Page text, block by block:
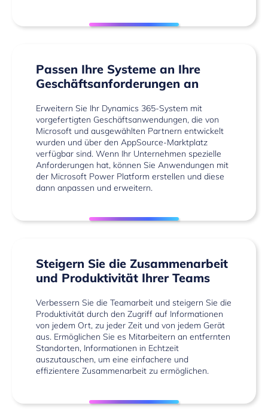
Passen Ihre Systeme an Ihre
Geschäftsanforderungen an
Erweitern Sie Ihr Dynamics 365-System mit
vorgefertigten Geschäftsanwendungen, die von
Microsoft und ausgewählten Partnern entwickelt
wurden und über den AppSource-Marktplatz
verfügbar sind. Wenn Ihr Unternehmen spezielle
Anforderungen hat, können Sie Anwendungen mit
der Microsoft Power Platform erstellen und diese
dann anpassen und erweitern.
Steigern Sie die Zusammenarbeit
und Produktivität Ihrer Teams
Verbessern Sie die Teamarbeit und steigern Sie die
Produktivität durch den Zugriff auf Informationen
von jedem Ort, zu jeder Zeit und von jedem Gerät
aus. Ermöglichen Sie es Mitarbeitern an entfernten
Standorten, Informationen in Echtzeit
auszutauschen, um eine einfachere und
effizientere Zusammenarbeit zu ermöglichen.